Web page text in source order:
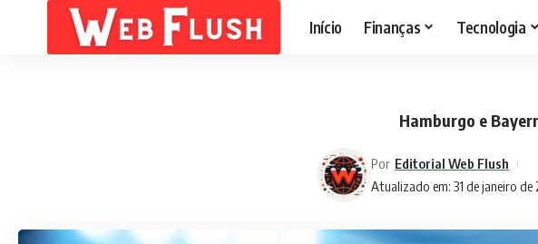
Início Finanças Tecnologia
Hamburgo e
Atualizado em: 31 de janeiro de
Por Editorial Web Flush